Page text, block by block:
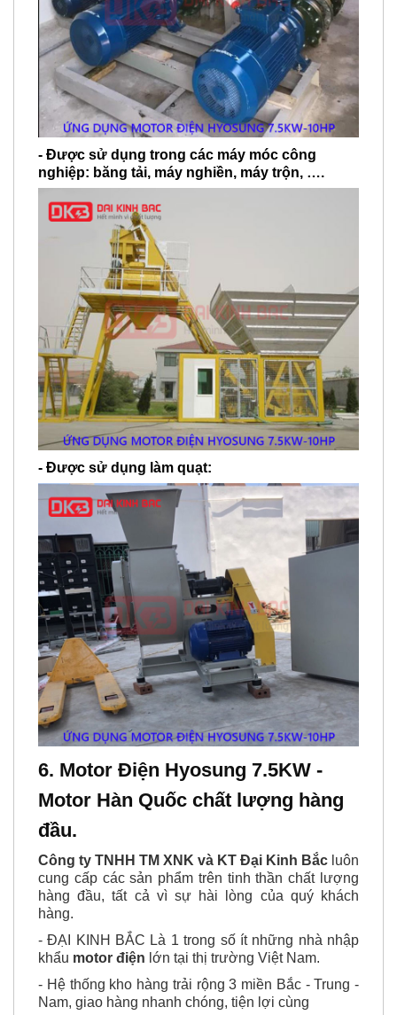
- Được sử dụng trong các máy móc công
nghiệp: băng tải, máy nghiền, máy trộn, ….
- Được sử dụng làm quạt:
6.Motor Điện Hyosung 7.5KW -
Motor Hàn Quốc chất lượng hàng
đầu.
Công ty TNHH TM XNK và KT Đại Kinh Bắc
cung cấp các sản phẩm trên tinh thần chất lượng
hàng đầu, tất cả vì sự hài lòng của quý khách
hàng.
- ĐẠI KINH BẮC Là 1 trong số ít những nhà nhập
khẩu motor điện lớn tại thị trường Việt Nam.
- Hệ thống kho hàng trải rộng 3 miền Bắc - Trung -
Nam, giao hàng nhanh chóng, tiện lợi cùng
- Chúng tôi cam kết hàng nhập khẩu chính hãng